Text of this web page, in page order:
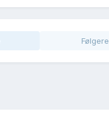
Følgere